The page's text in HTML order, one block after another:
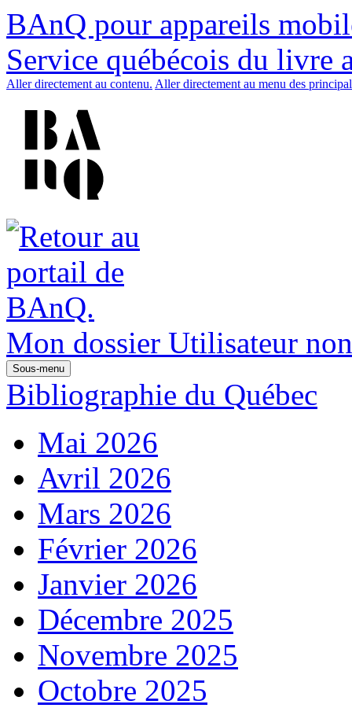
BAnQ pour appareils
Service québécois du livre
Aller directement au contenu. Aller directement au menu des
Mon dossier Utilisateur
Sous-menu
Bibliographie du Québec
Mai 2026
Avril 2026
Mars 2026
Février 2026
Janvier 2026
Décembre 2025
Novembre 2025
Octobre 2025